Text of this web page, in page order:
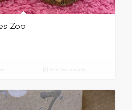
Zoa